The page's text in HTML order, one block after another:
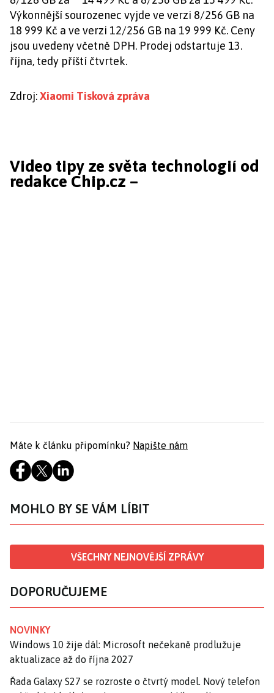
Výkonnější sourozenec vyjde ve verzi 8/256 GB na
18 999 Kč a ve verzi 12/256 GB na 19 999 Kč. Ceny
jsou uvedeny včetně DPH. Prodej odstartuje 13.
října, tedy příští čtvrtek.
Zdroj:Xiaomi Tisková zpráva
Video tipy ze světa technologií od
redakce Chip.cz –
Máte k článku připomínku? Napište nám
MOHLO BY SE VÁM LÍBIT
VŠECHNY NEJNOVĚJŠÍ ZPRÁVY
DOPORUČUJEME
NOVINKY
Windows 10 žije dál: Microsoft nečekaně prodlužuje
aktualizace až do října 2027
Řada Galaxy S27 se rozroste o čtvrtý model. Nový telefon